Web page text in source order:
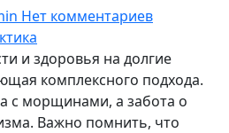
Нет комментариев
и здоровья на долгие
комплексного подхода.
с морщинами, а забота о
Важно помнить, что